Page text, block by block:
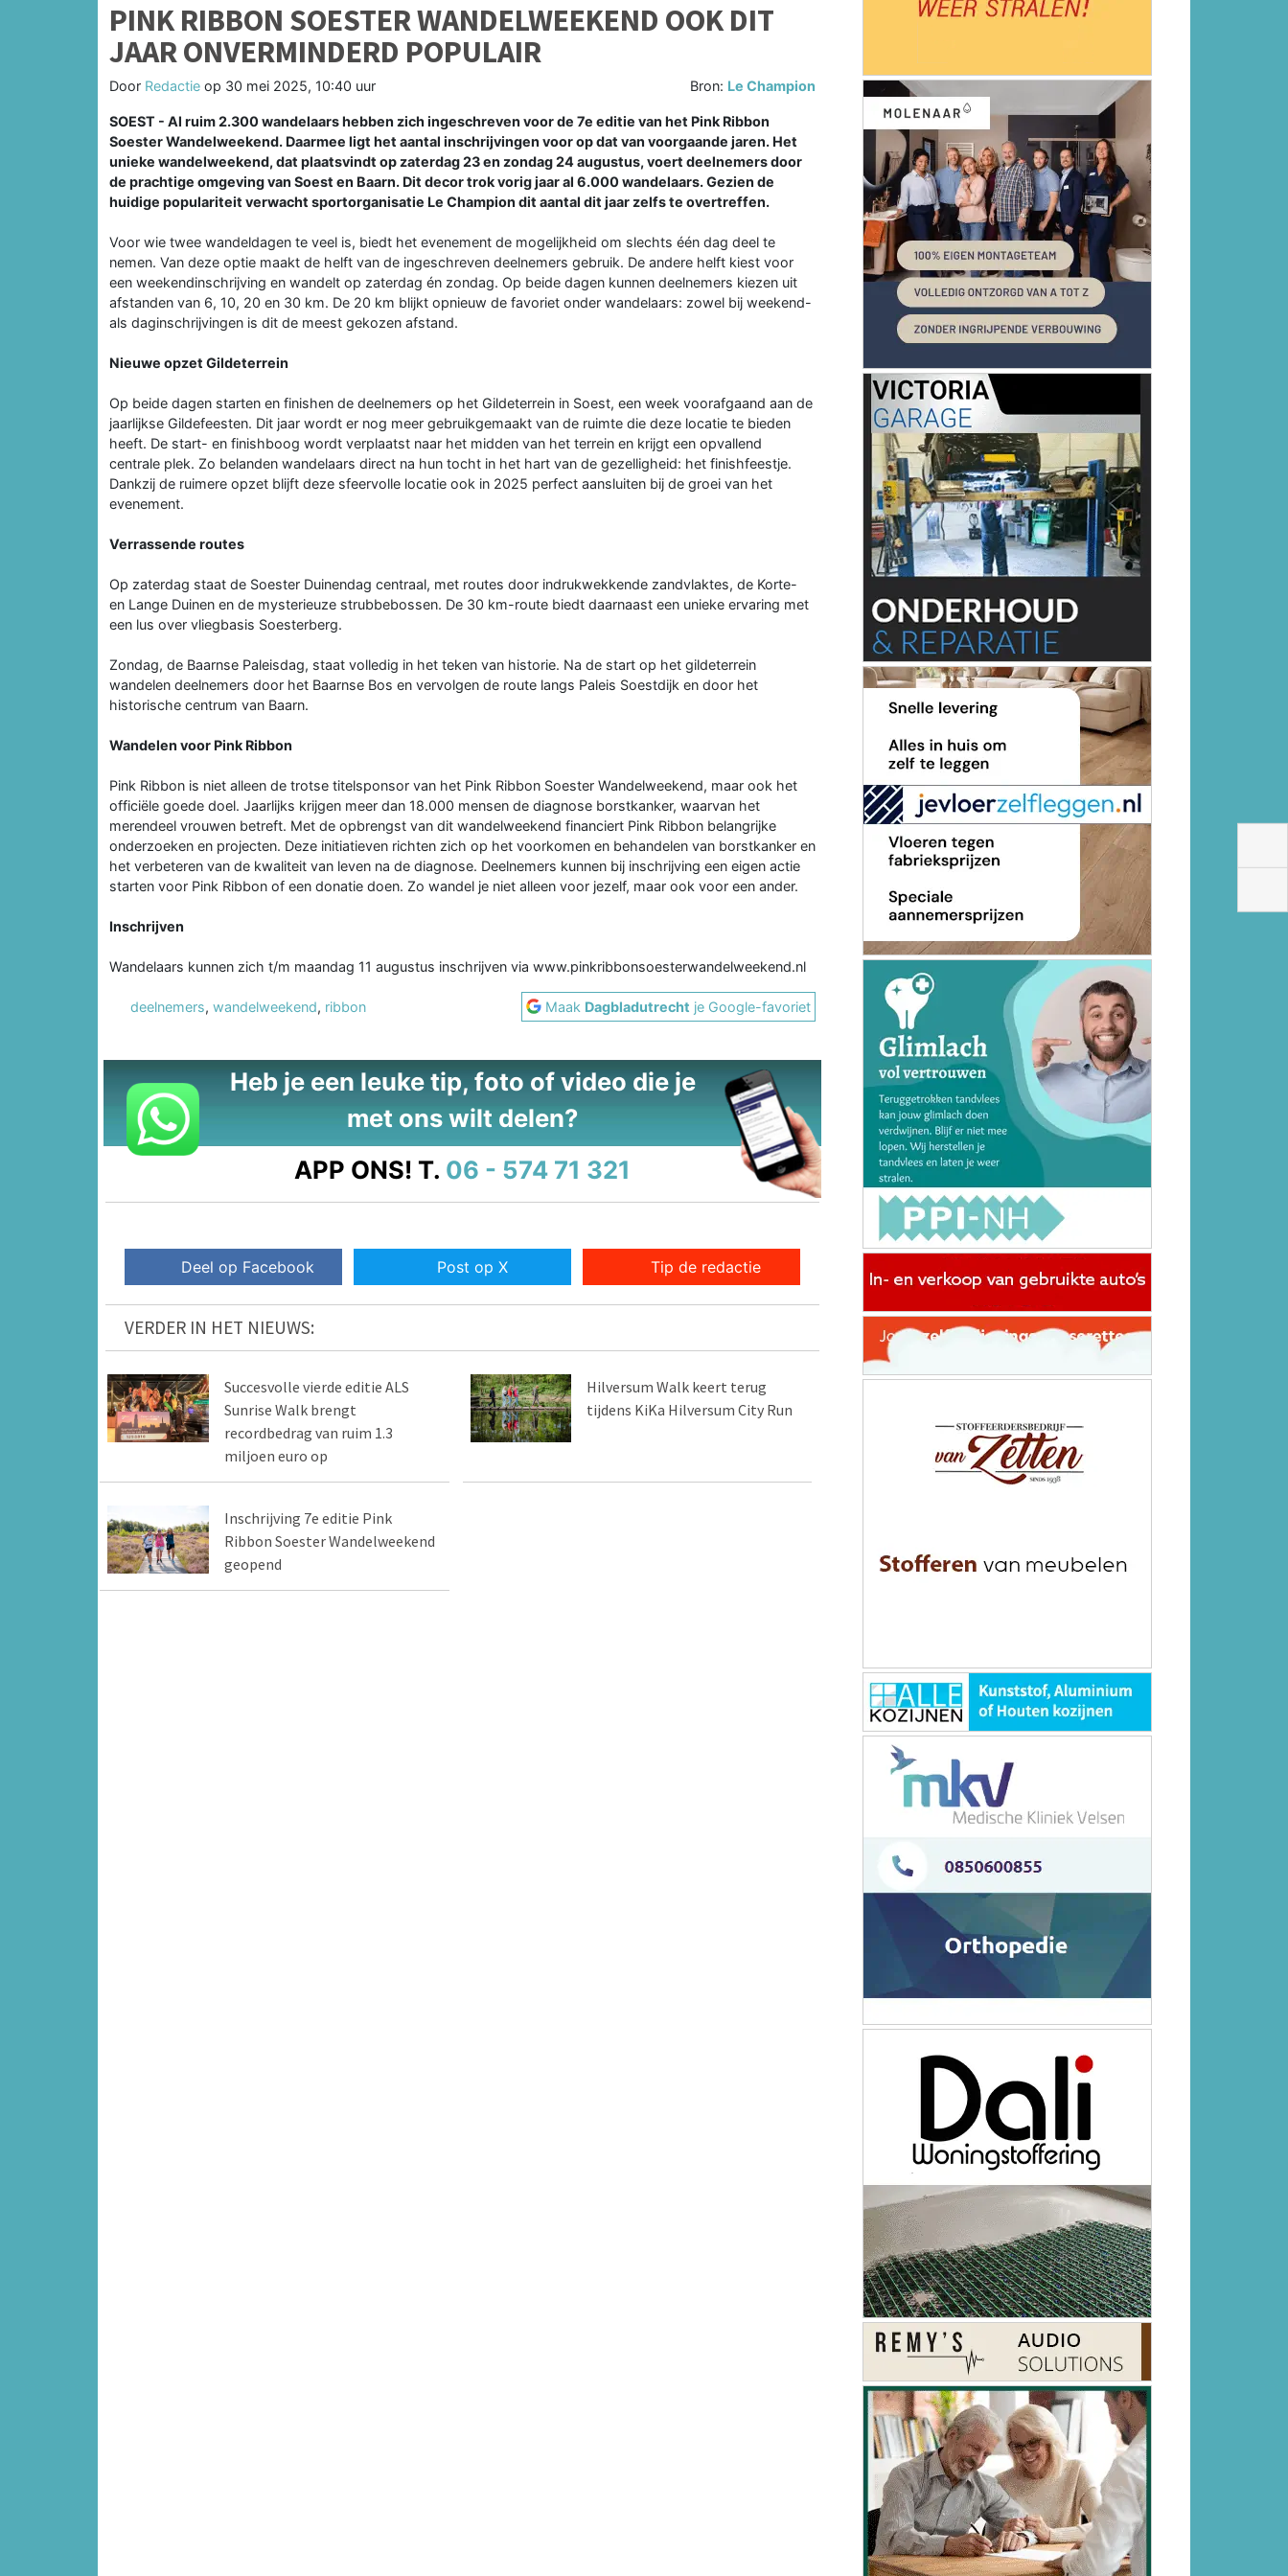
PINK RIBBON SOESTER WANDELWEEKEND OOK DIT
JAAR ONVERMINDERD POPULAIR
Door Redactie op 30 mei 2025, 10:40 uur Bron: Le Champion
SOEST - Al ruim 2.300 wandelaars hebben zich ingeschreven voor de 7e editie van het Pink Ribbon
Soester Wandelweekend. Daarmee ligt het aantal inschrijvingen voor op dat van voorgaande jaren. Het
unieke wandelweekend, dat plaatsvindt op zaterdag 23 en zondag 24 augustus, voert deelnemers door
de prachtige omgeving van Soest en Baarn. Dit decor trok vorig jaar al 6.000 wandelaars. Gezien de
huidige populariteit verwacht sportorganisatie Le Champion dit aantal dit jaar zelfs te overtreffen.
Voor wie twee wandeldagen te veel is, biedt het evenement de mogelijkheid om slechts één dag deel te
nemen. Van deze optie maakt de helft van de ingeschreven deelnemers gebruik. De andere helft kiest voor
een weekendinschrijving en wandelt op zaterdag én zondag. Op beide dagen kunnen deelnemers kiezen uit
afstanden van 6, 10, 20 en 30 km. De 20 km blijkt opnieuw de favoriet onder wandelaars: zowel bij weekend-
als daginschrijvingen is dit de meest gekozen afstand.
Nieuwe opzet Gildeterrein
Op beide dagen starten en finishen de deelnemers op het Gildeterrein in Soest, een week voorafgaand aan de
jaarlijkse Gildefeesten. Dit jaar wordt er nog meer gebruikgemaakt van de ruimte die deze locatie te bieden
heeft. De start- en finishboog wordt verplaatst naar het midden van het terrein en krijgt een opvallend
centrale plek. Zo belanden wandelaars direct na hun tocht in het hart van de gezelligheid: het finishfeestje.
Dankzij de ruimere opzet blijft deze sfeervolle locatie ook in 2025 perfect aansluiten bij de groei van het
evenement.
Verrassende routes
Op zaterdag staat de Soester Duinendag centraal, met routes door indrukwekkende zandvlaktes, de Korte-
en Lange Duinen en de mysterieuze strubbebossen. De 30 km-route biedt daarnaast een unieke ervaring met
een lus over vliegbasis Soesterberg.
Zondag, de Baarnse Paleisdag, staat volledig in het teken van historie. Na de start op het gildeterrein
wandelen deelnemers door het Baarnse Bos en vervolgen de route langs Paleis Soestdijk en door het
historische centrum van Baarn.
Wandelen voor Pink Ribbon
Pink Ribbon is niet alleen de trotse titelsponsor van het Pink Ribbon Soester Wandelweekend, maar ook het
officiële goede doel. Jaarlijks krijgen meer dan 18.000 mensen de diagnose borstkanker, waarvan het
merendeel vrouwen betreft. Met de opbrengst van dit wandelweekend financiert Pink Ribbon belangrijke
onderzoeken en projecten. Deze initiatieven richten zich op het voorkomen en behandelen van borstkanker en
het verbeteren van de kwaliteit van leven na de diagnose. Deelnemers kunnen bij inschrijving een eigen actie
starten voor Pink Ribbon of een donatie doen. Zo wandel je niet alleen voor jezelf, maar ook voor een ander.
Inschrijven
Wandelaars kunnen zich t/m maandag 11 augustus inschrijven via www.pinkribbonsoesterwandelweekend.nl
deelnemers, wandelweekend, ribbon Maak Dagbladutrecht je Google-favoriet
Heb je een leuke tip, foto of video die je
met ons wilt delen?
APP ONS! T. 06 - 574 71 321
Deel op Facebook Post op X Tip de redactie
VERDER IN HET NIEUWS:
Succesvolle vierde editie ALS
Sunrise Walk brengt
recordbedrag van ruim 1.3
miljoen euro op
Hilversum Walk keert terug
tijdens KiKa Hilversum City Run
Inschrijving 7e editie Pink
Ribbon Soester Wandelweekend
geopend